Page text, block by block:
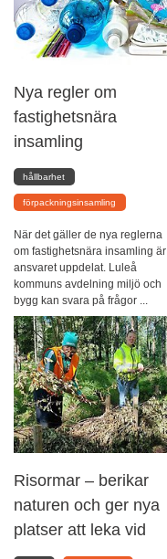
Nya regler om
fastighetsnära
insamling
hållbarhet
förpackningsinsamling
När det gäller de nya reglerna
om fastighetsnära insamling är
ansvaret uppdelat. Luleå
kommuns avdelning miljö och
bygg kan svara på frågor ...
Risormar – berikar
naturen och ger nya
platser att leka vid